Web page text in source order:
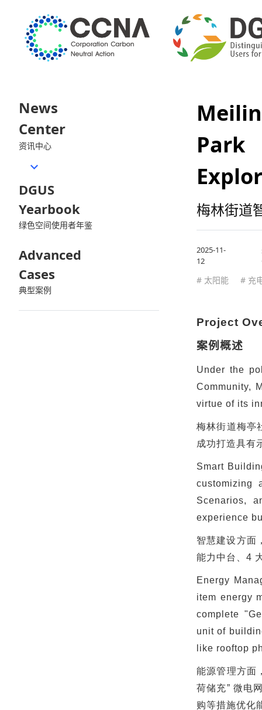
News
Center
资讯中心
DGUS
Yearbook
绿色空间使用者年鉴
Advanced
Cases
典型案例
Park
梅林街道
2025-11-
12
# 太阳能 # 充
Project
案例概述
Under the
Community,
virtue of its
梅林街道梅亭
成功打造具有
Smart
customizing
Scenarios,
experience
智慧建设方面
能力中台、 4
Energy
item energy
complete
unit of
like rooftop
能源管理方面
荷储充” 微电
购等措施优化